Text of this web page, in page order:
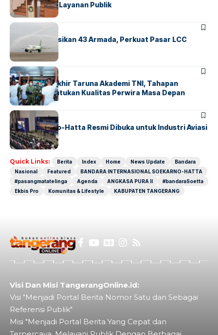
Transparansi Layanan Publik
BANDARA
Citilink Operasikan 43 Armada, Perkuat Pasar LCC
Nasional
BERITA
Sidang Pantukhir Taruna Akademi TNI, Tahapan
Strategis Tentukan Kualitas Perwira Masa Depan
BANDARA BERITA
IALC Soekarno-Hatta Resmi Dibuka untuk Industri Aviasi
Dunia
Quick Links: Berita Index Home News Update
Bandara
Nasional
Featured
BANDARA INTERNASIONAL SOEKARNO-HATTA
#pasangmatatelinga
Agenda ANGKASA PURA II
#bandaraSoetta
Ekbis Pro
Komunitas & Lifestyle KABUPATEN TANGERANG
Visi Dan Misi TangerangOnline.id:
Visi "Menjadi Portal Berita Nomor Satu dan Sebagai
Referensi Publik"
Misi "Menjadi Portal Berita Yang Cepat dan